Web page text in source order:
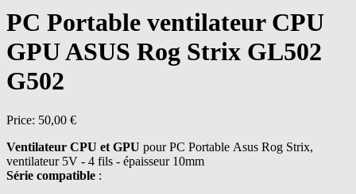
PC Portable ventilateur CPU
GPU ASUS Rog Strix GL502
G502
Price: 50,00 €
Ventilateur CPU et GPU pour PC Portable Asus Rog Strix,
ventilateur 5V - 4 fils - épaisseur 10mm
Série compatible :